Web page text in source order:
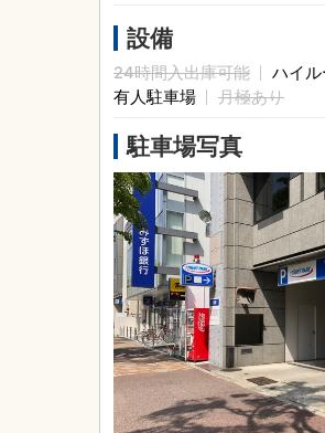
設備
24時間入出庫可能
ハイ
有人駐車場
月極あり
駐車場写真